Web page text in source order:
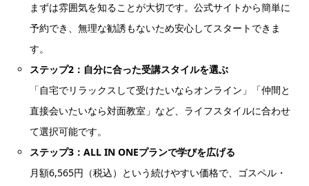
まずは雰囲気を知ることが大切です。公式サイトから簡単に
予約でき、無理な勧誘もないため安心してスタートできま
す。
ステップ2：自分に合った受講スタイルを選ぶ
「自宅でリラックスして受けたいならオンライン」「仲間と
直接会いたいなら対面教室」など、ライフスタイルに合わせ
て選択可能です。
ステップ3：ALL IN ONEプランで学びを広げる
月額6,565円（税込）という続けやすい価格で、ゴスペル・